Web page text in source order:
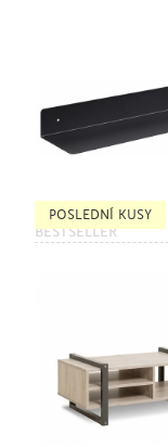
POSLEDNÍ KUSY
BESTSELLER